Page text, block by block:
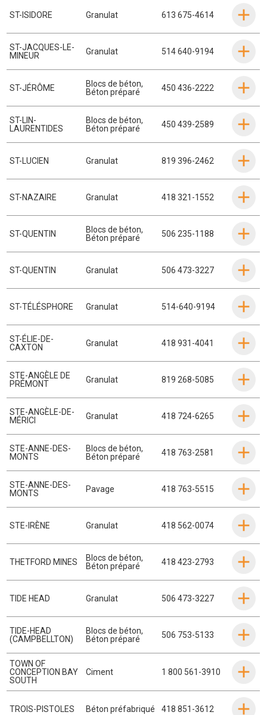
ST-ISIDORE Granulat 613 675-4614
ST-JACQUES-LE-
MINEUR
Granulat 514 640-9194
ST-JÉRÔME Blocs de béton,
Béton préparé
450 436-2222
ST-LIN-
LAURENTIDES
Blocs de béton,
Béton préparé
450 439-2589
ST-LUCIEN Granulat 819 396-2462
ST-NAZAIRE Granulat 418 321-1552
ST-QUENTIN Blocs de béton,
Béton préparé
506 235-1188
ST-QUENTIN Granulat 506 473-3227
ST-TÉLÉSPHORE Granulat 514-640-9194
ST-ÉLIE-DE-
CAXTON
Granulat 418 931-4041
STE-ANGÈLE DE
PRÉMONT
Granulat 819 268-5085
STE-ANGÈLE-DE-
MÉRICI
Granulat 418 724-6265
STE-ANNE-DES-
MONTS
Blocs de béton,
Béton préparé
418 763-2581
STE-ANNE-DES-
MONTS
Pavage 418 763-5515
STE-IRÈNE Granulat 418 562-0074
THETFORD MINES Blocs de béton,
Béton préparé
418 423-2793
TIDE HEAD Granulat 506 473-3227
TIDE-HEAD
(CAMPBELLTON)
Blocs de béton,
Béton préparé
506 753-5133
TOWN OF
CONCEPTION BAY
SOUTH
Ciment 1 800 561-3910
TROIS-PISTOLES Béton préfabriqué 418 851-3612